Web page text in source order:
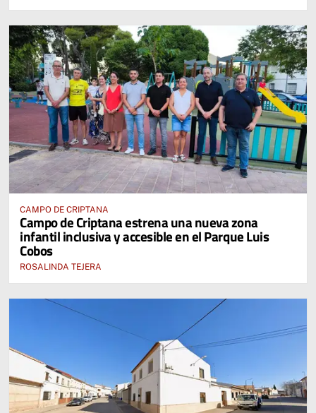
CAMPO DE CRIPTANA
Campo de Criptana estrena una nueva zona
infantil inclusiva y accesible en el Parque Luis
Cobos
ROSALINDA TEJERA